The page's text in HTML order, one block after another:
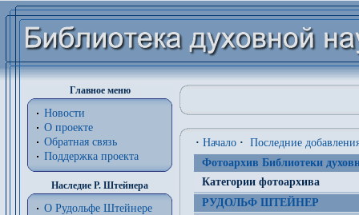
Главное меню
Новости
О проекте
Обратная связь
Поддержка проекта
Наследие Р. Штейнера
О Рудольфе Штейнере
· Начало · Последние
Фотоархив Библиотеки
Категории фотоархива
РУДОЛЬФ ШТЕЙНЕР